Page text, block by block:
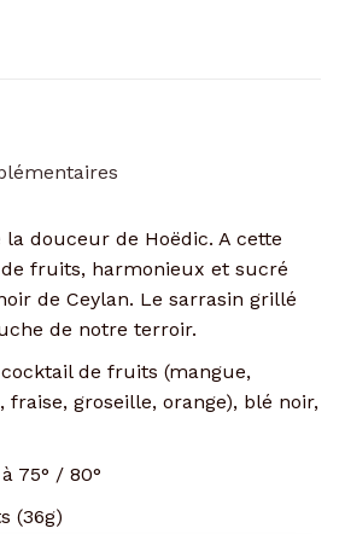
la douceur de Hoëdic. A cette
fruits, harmonieux et sucré
de Ceylan. Le sarrasin grillé
de notre terroir.
de fruits (mangue,
fraise, groseille, orange), blé noir,
75° / 80°
(36g)